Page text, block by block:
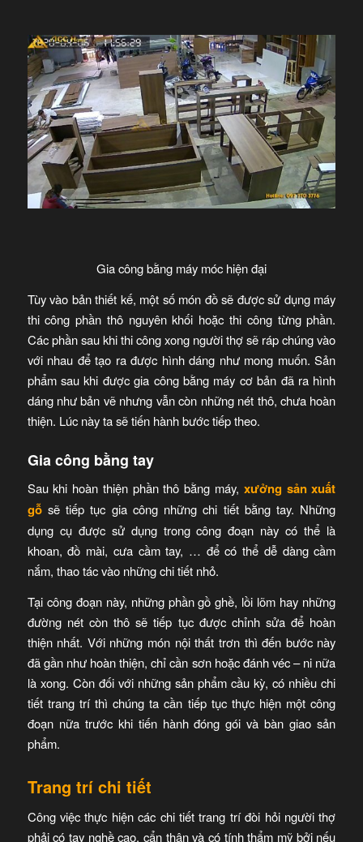
Gia công bằng máy móc hiện đại
Tùy vào bản thiết kế, một số món đồ sẽ được sử dụng máy
thi công phần thô nguyên khối hoặc thi công từng phần.
Các phần sau khi thi công xong người thợ sẽ ráp chúng vào
với nhau để tạo ra được hình dáng như mong muốn. Sản
phẩm sau khi được gia công bằng máy cơ bản đã ra hình
dáng như bản vẽ nhưng vẫn còn những nét thô, chưa hoàn
thiện. Lúc này ta sẽ tiến hành bước tiếp theo.
Gia công bằng tay
Sau khi hoàn thiện phần thô bằng máy, xưởng sản xuất
gỗ sẽ tiếp tục gia công những chi tiết bằng tay. Những
dụng cụ được sử dụng trong công đoạn này có thể là
khoan, đồ mài, cưa cầm tay, … để có thể dễ dàng cầm
nắm, thao tác vào những chi tiết nhỏ.
Tại công đoạn này, những phần gồ ghề, lồi lõm hay những
đường nét còn thô sẽ tiếp tục được chỉnh sửa để hoàn
thiện nhất. Với những món nội thất trơn thì đến bước này
đã gần như hoàn thiện, chỉ cần sơn hoặc đánh véc – ni nữa
là xong. Còn đối với những sản phẩm cầu kỳ, có nhiều chi
tiết trang trí thì chúng ta cần tiếp tục thực hiện một công
đoạn nữa trước khi tiến hành đóng gói và bàn giao sản
phẩm.
Trang trí chi tiết
Công việc thực hiện các chi tiết trang trí đòi hỏi người thợ
phải có tay nghề cao, cẩn thận và có tính thẩm mỹ bởi nếu